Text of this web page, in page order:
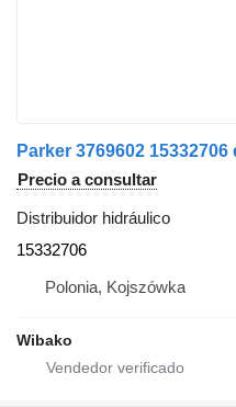
Parker 3769602
Precio a consultar
Distribuidor hidráulico
15332706
Polonia, Kojszówka
Wibako